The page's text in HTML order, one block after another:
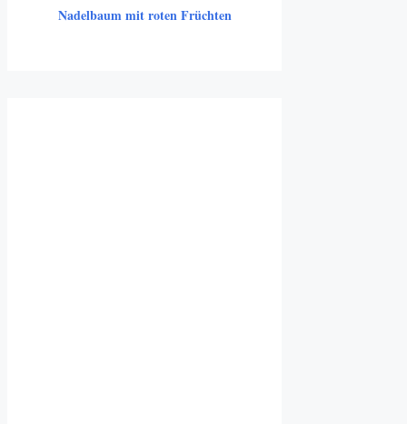
Nadelbaum mit roten Früchten